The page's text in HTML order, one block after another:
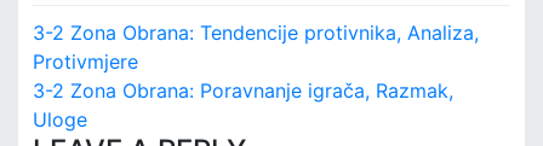
P
o
s
3-2 Zona Obrana: Tendencije protivnika, Analiza,
Protivmjere
3-2 Zona Obrana: Poravnanje igrača, Razmak,
Uloge